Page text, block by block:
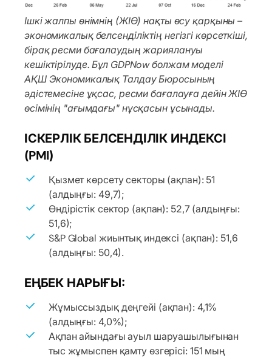
Ішкі жалпы өнімнің (ЖІӨ) нақты өсу қарқыны –
экономикалық белсенділіктің негізгі көрсеткіші,
бірақ ресми бағалаудың жариялануы
кешіктірілуде. Бұл GDPNow болжам моделі
АҚШ Экономикалық Талдау Бюросының
әдістемесіне ұқсас, ресми бағалауға дейін ЖІӨ
өсімінің "ағымдағы" нұсқасын ұсынады.
ІСКЕРЛІК БЕЛСЕНДІЛІК ИНДЕКСІ
(PMI)
Қызмет көрсету секторы (ақпан): 51
(алдыңғы: 49,7);
Өндірістік сектор (ақпан): 52,7 (алдыңғы:
51,6);
S&P Global жиынтық индексі (ақпан): 51,6
(алдыңғы: 50,4).
ЕҢБЕК НАРЫҒЫ:
Жұмыссыздық деңгейі (ақпан): 4,1%
(алдыңғы: 4,0%);
Ақпан айындағы ауыл шаруашылығынан
тыс жұмыспен қамту өзгерісі: 151 мың